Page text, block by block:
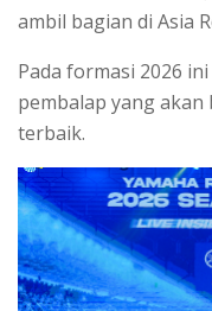
ambil bagian di Asia
Pada formasi 2026
pembalap yang
terbaik.